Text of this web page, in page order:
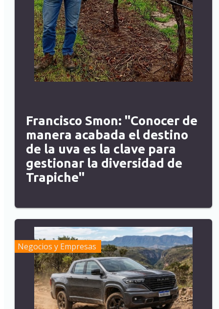
Francisco Smon: "Conocer de
manera acabada el destino
de la uva es la clave para
gestionar la diversidad de
Trapiche"
Negocios y Empresas